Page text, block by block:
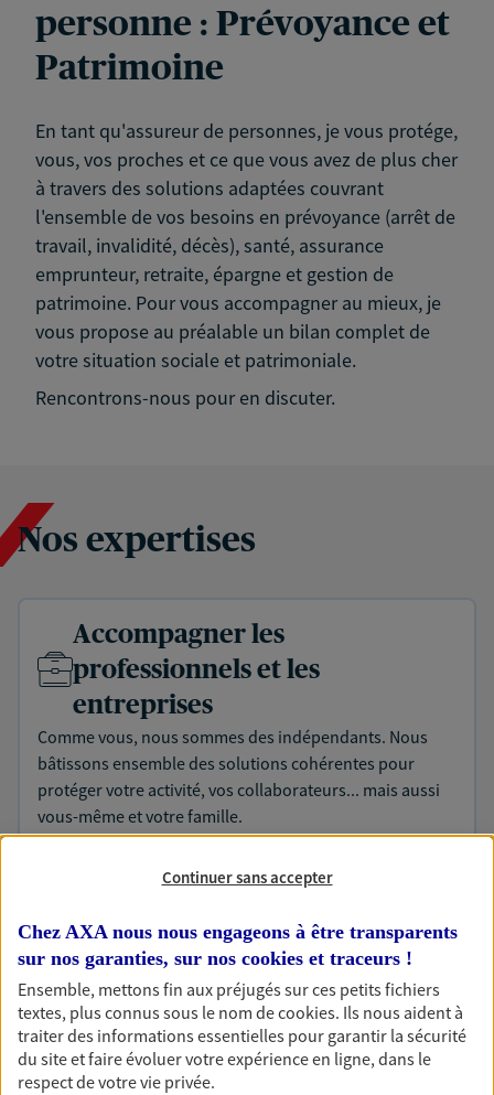
personne : Prévoyance et
Patrimoine
En tant qu'assureur de personnes, je vous protége,
vous, vos proches et ce que vous avez de plus cher
à travers des solutions adaptées couvrant
l'ensemble de vos besoins en prévoyance (arrêt de
travail, invalidité, décès), santé, assurance
emprunteur, retraite, épargne et gestion de
patrimoine. Pour vous accompagner au mieux, je
vous propose au préalable un bilan complet de
votre situation sociale et patrimoniale.
Rencontrons-nous pour en discuter.
Nos expertises
Accompagner les
professionnels et les
entreprises
Comme vous, nous sommes des indépendants. Nous
bâtissons ensemble des solutions cohérentes pour
protéger votre activité, vos collaborateurs... mais aussi
vous-même et votre famille.
Accompagner vos projets de
vie
Achat immobilier, installation, départ à la retraite…
Autant de moments de vie qui nécessitent des solutions
d'assurance et d'épargne. Recevez un conseil d'expert
cohérent avec vos besoins
Continuer sans accepter
Chez AXA nous nous engageons à être transparents
sur nos garanties, sur nos cookies et traceurs !
Ensemble, mettons fin aux préjugés sur ces petits fichiers
textes, plus connus sous le nom decookies. Ils nous aident à
traiter des informations essentielles pour garantir la sécurité
du site et faire évoluer votre expérience en ligne, dans le
respect de votre vie privée.